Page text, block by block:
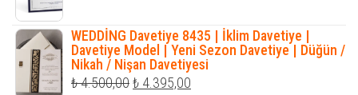
₺ 10.000,00.fiyat:
₺ 9.125,00.
WEDDİNG Davetiye 8435 | İklim Davetiye |
Davetiye Model | Yeni Sezon Davetiye | Düğün /
Nikah / Nişan Davetiyesi
₺4.500,00Orijinal
₺ 4.395,00